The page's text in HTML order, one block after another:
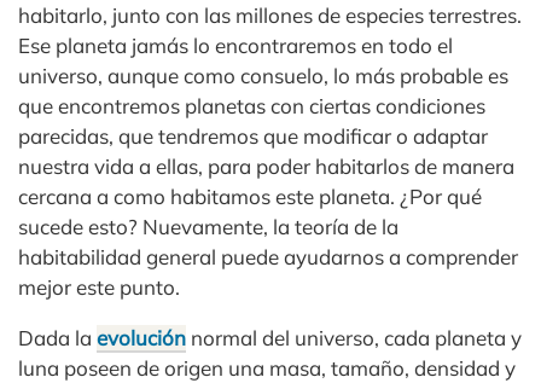
habitarlo, junto con las millones de especies terrestres.
Ese planeta jamás lo encontraremos en todo el
universo, aunque como consuelo, lo más probable es
que encontremos planetas con ciertas condiciones
parecidas, que tendremos que modificar o adaptar
nuestra vida a ellas, para poder habitarlos de manera
cercana a como habitamos este planeta. ¿Por qué
sucede esto? Nuevamente, la teoría de la
habitabilidad general puede ayudarnos a comprender
mejor este punto.
Dada la evolución normal del universo, cada planeta y
luna poseen de origen una masa, tamaño, densidad y